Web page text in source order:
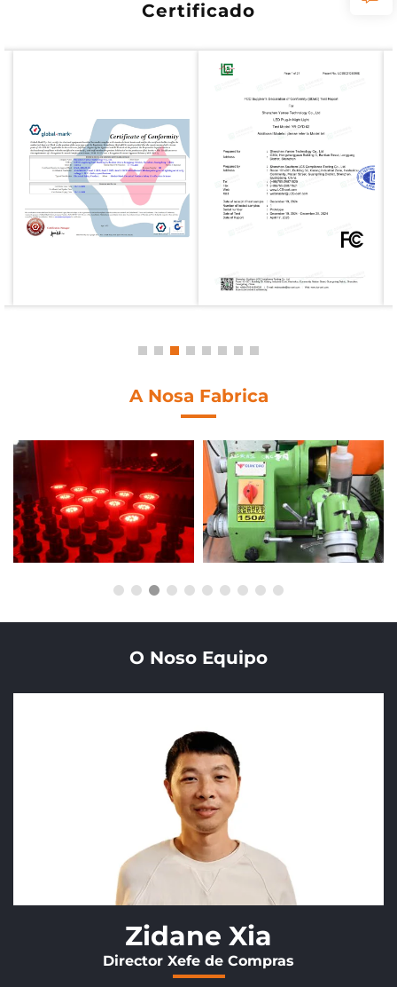
Certificado
A Nosa Fabrica
O Noso Equipo
Zidane Xia
Director Xefe de Compras